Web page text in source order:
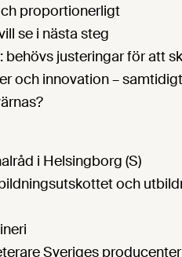
proportionerligt
se i nästa steg
behövs justeringar för att
och innovation –
i Helsingborg (S)
och
Sveriges